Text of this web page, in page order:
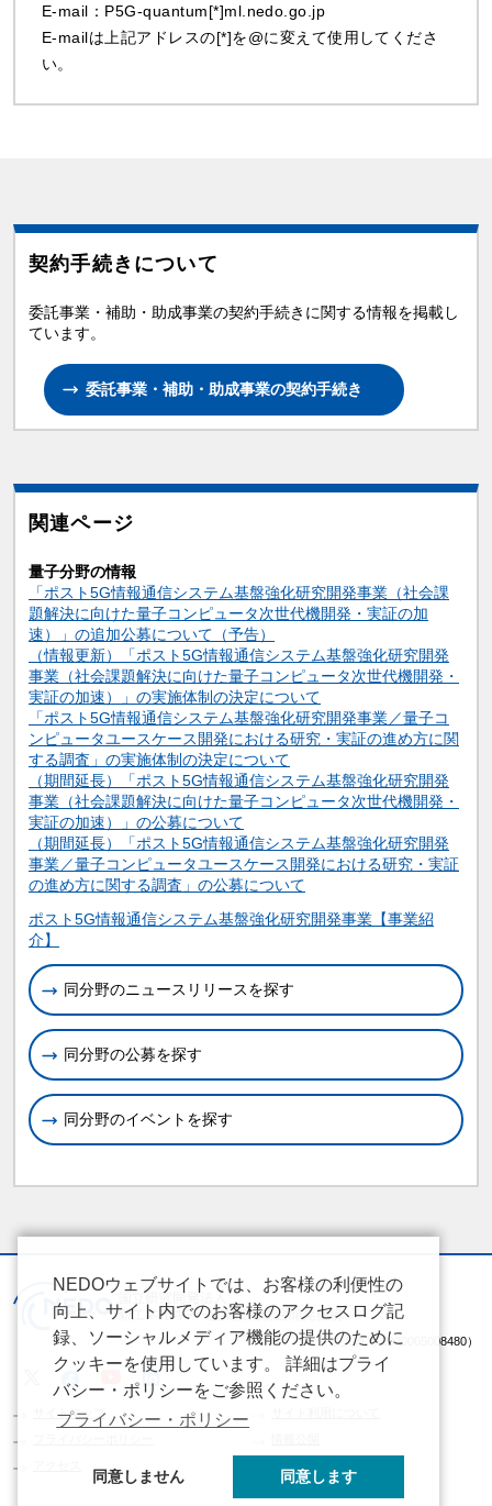
E-mail：P5G-quantum[*]ml.nedo.go.jp
E-mailは上記アドレスの[*]を@に変えて使用してくださ
い。
契約手続きについて
委託事業・補助・助成事業の契約手続きに関する情報を掲載し
ています。
委託事業・補助・助成事業の契約手続き
関連ページ
量子分野の情報
「ポスト5G情報通信システム基盤強化研究開発事業（社会課
題解決に向けた量子コンピュータ次世代機開発・実証の加
速）」の追加公募について（予告）
（情報更新）「ポスト5G情報通信システム基盤強化研究開発
事業（社会課題解決に向けた量子コンピュータ次世代機開発・
実証の加速）」の実施体制の決定について
「ポスト5G情報通信システム基盤強化研究開発事業／量子コ
ンピュータユースケース開発における研究・実証の進め方に関
する調査」の実施体制の決定について
（期間延長）「ポスト5G情報通信システム基盤強化研究開発
事業（社会課題解決に向けた量子コンピュータ次世代機開発・
実証の加速）」の公募について
（期間延長）「ポスト5G情報通信システム基盤強化研究開発
事業／量子コンピュータユースケース開発における研究・実証
の進め方に関する調査」の公募について
関連情報
ポスト5G情報通信システム基盤強化研究開発事業【事業紹
介】
同分野のニュースリリースを探す
同分野の公募を探す
同分野のイベントを探す
（法人番号 2020005008480）
サイトマップ
NEDOウェブサイトでは、お客様の利便性の
向上、サイト内でのお客様のアクセスログ記
録、ソーシャルメディア機能の提供のために
クッキーを使用しています。 詳細はプライ
バシー・ポリシーをご参照ください。
プライバシー・ポリシー
同意しません 同意します